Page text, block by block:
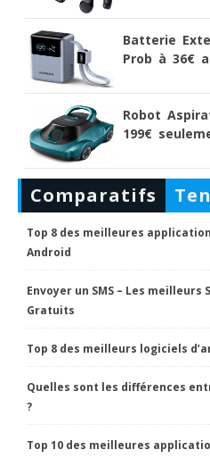
Batterie
Prob à 36€
Robot
199€
Comparatifs
Top 8 des meilleures
Android
Envoyer un SMS – Les meilleurs
Gratuits
Top 8 des meilleurs logiciels
Quelles sont les différences
?
Top 10 des meilleures